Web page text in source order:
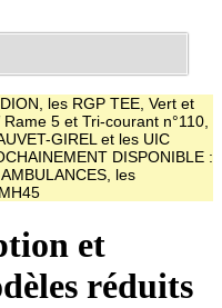
les RGP TEE, Vert et
5 et Tri-courant n°110,
GIREL et les UIC
DISPONIBLE :
les
et
réduits